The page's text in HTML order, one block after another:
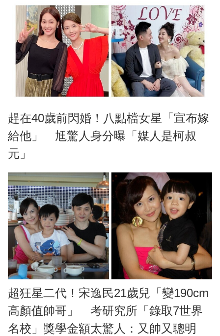
趕在40歲前閃婚！八點檔女星「宣布嫁
給他」 尪驚人身分曝「媒人是柯叔
元」
超狂星二代！宋逸民21歲兒「變190cm
高顏值帥哥」 考研究所「錄取7世界
名校」獎學金額太驚人：又帥又聰明